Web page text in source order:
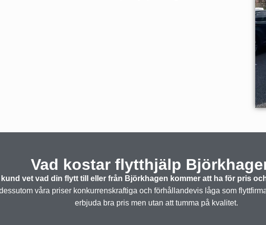
Vad kostar flytthjälp
vet vad din flytt till eller från Björkhagen kommer att ha för pris
våra priser konkurrenskraftiga och förhållandevis låga som
erbjuda bra pris men utan att tumma på kvalitet.